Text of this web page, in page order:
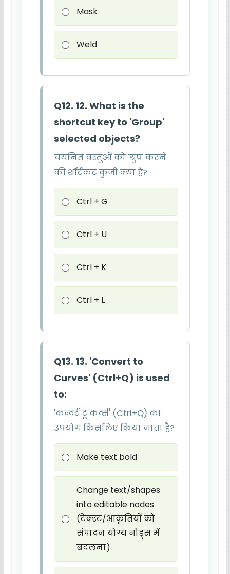
Mask
Weld
Q12. 12. What is the
shortcut key to 'Group'
selected objects?
चयनित वस्तुओं को 'ग्रुप' करने
की शॉर्टकट कुंजी क्या है?
Ctrl + G
Ctrl + U
Ctrl + K
Ctrl + L
Q13. 13. 'Convert to
Curves' (Ctrl+Q) is used
to:
'कन्वर्ट टू कर्व्स' (Ctrl+Q) का
उपयोग किसलिए किया जाता है?
Make text bold
Change text/shapes
into editable nodes
(टेक्स्ट/आकृतियों को
संपादन योग्य नोड्स में
बदलना)